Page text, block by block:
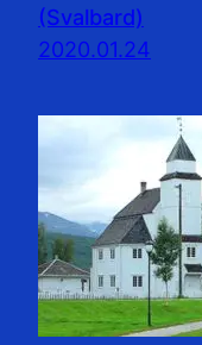
(Svalbard)
2020.01.24